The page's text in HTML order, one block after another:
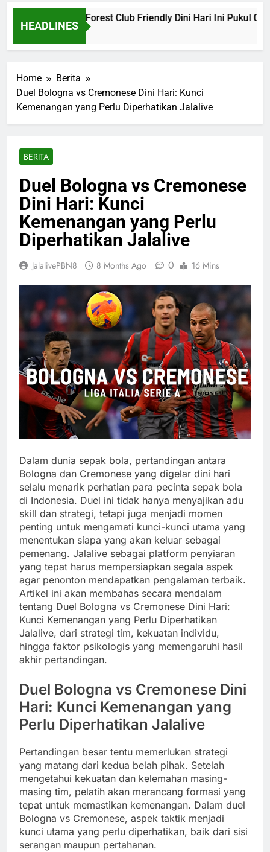
HEADLINES
Nottingham Forest Club Friendly Dini Hari Ini Pukul 02.00
Home
Berita
Duel Bologna vs Cremonese Dini Hari: Kunci
Kemenangan yang Perlu Diperhatikan Jalalive
BERITA
Duel Bologna vs Cremonese
Dini Hari: Kunci
Kemenangan yang Perlu
Diperhatikan Jalalive
JalalivePBN8 8 Months Ago 0 16 Mins
Dalam dunia sepak bola, pertandingan antara
Bologna dan Cremonese yang digelar dini hari
selalu menarik perhatian para pecinta sepak bola
di Indonesia. Duel ini tidak hanya menyajikan adu
skill dan strategi, tetapi juga menjadi momen
penting untuk mengamati kunci-kunci utama yang
menentukan siapa yang akan keluar sebagai
pemenang. Jalalive sebagai platform penyiaran
yang tepat harus mempersiapkan segala aspek
agar penonton mendapatkan pengalaman terbaik.
Artikel ini akan membahas secara mendalam
tentang Duel Bologna vs Cremonese Dini Hari:
Kunci Kemenangan yang Perlu Diperhatikan
Jalalive, dari strategi tim, kekuatan individu,
hingga faktor psikologis yang memengaruhi hasil
akhir pertandingan.
Duel Bologna vs Cremonese Dini
Hari: Kunci Kemenangan yang
Perlu Diperhatikan Jalalive
Pertandingan besar tentu memerlukan strategi
yang matang dari kedua belah pihak. Setelah
mengetahui kekuatan dan kelemahan masing-
masing tim, pelatih akan merancang formasi yang
tepat untuk memastikan kemenangan. Dalam duel
Bologna vs Cremonese, aspek taktik menjadi
kunci utama yang perlu diperhatikan, baik dari sisi
serangan maupun pertahanan.